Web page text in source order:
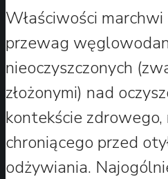
Właściwości marchwi
przewag
nieoczyszczonych
złożonymi) nad
kontekście zdrowego,
chroniącego przed
odżywiania.